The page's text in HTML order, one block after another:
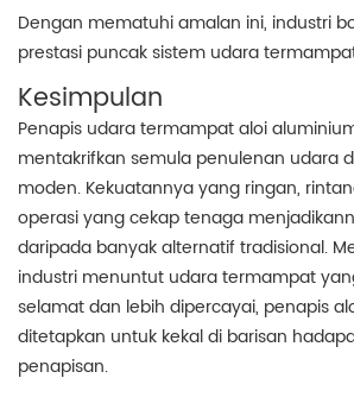
Dengan mematuhi amalan ini, industri
prestasi puncak sistem udara
Kesimpulan
Penapis udara termampat aloi
mentakrifkan semula penulenan udara
moden. Kekuatannya yang ringan,
operasi yang cekap tenaga
daripada banyak alternatif tradisional.
industri menuntut udara termampat
selamat dan lebih dipercayai, penapis
ditetapkan untuk kekal di barisan
penapisan.